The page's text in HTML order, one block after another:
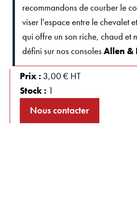
recommandons de courber le
viser l'espace entre le chevalet
qui offre un son riche, chaud et
défini sur nos consolesAllen &
Prix : 3,00 € HT
Stock : 1
Nous contacter